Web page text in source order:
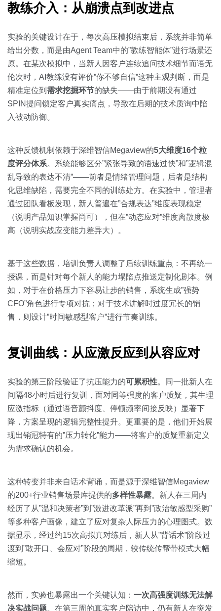
教练介入：从崩溃点到改进点
实验的关键设计在于，每次高压模拟结束后，系统并非简单
给出分数，而是由Agent Team中的”教练智能体”进行场景还
原。在某次模拟中，当新人因客户连续追问技术细节而语无
伦次时，AI教练没有评价”你不够自信”这种主观判断，而是
精准定位到 需求挖掘环节的缺失——由于前期没有通过
SPIN提问锁定客户真实痛点，导致在后期的技术质询中陷
入被动防御。
这种反馈机制依赖于深维智信Megaview的5大维度16个粒
度评分体系。系统能够区分”紧张导致的语速过快”和”逻辑混
乱导致的表达不清”——前者是情绪管理问题，后者是结构
化思维缺陷，需要完全不同的训练处方。在实验中，管理者
通过团队看板发现，新人普遍在”合规表达”维度表现稳定
（说明产品知识掌握尚可），但在”动态应对”维度离散度极
高（说明实战应变能力差异大）。
基于这些数据，培训负责人调整了后续训练重点：不再统一
授课，而是针对每个新人的能力塌陷点推送定制化剧本。例
如，对于在价格压力下容易让步的销售，系统生成”强势
CFO”角色进行专项对抗；对于技术讲解时过度冗长的销
售，则设计”时间敏感型客户”进行节奏训练。
复训曲线：从应激反应到从容应对
实验的第三阶段验证了抗压能力的可累积性。同一批新人在
间隔48小时后进行复训，面对同等强度的客户质疑，其生理
应激指标（通过语音颤抖度、停顿频率间接反映）显著下
降，方案呈现的逻辑完整性提升。更重要的是，他们开始展
现出销冠特有的”压力转化”能力——将客户的质疑重新定义
为需求确认的机会。
这种转变并非来自话术背诵，而是源于深维智信Megaview
的200+行业销售场景库提供的多样性暴露。新人在三周内
经历了从”温和决策者”到”激进改革派”再到”政治敏感型采购”
等多种客户画像，建立了应对复杂人际压力的心理图式。数
据显示，经过约15次高拟真对练后，新人从”背话术”阶段过
渡到”敢开口、会应对”阶段的周期，较传统传帮带模式大幅
缩短。
然而，实验也暴露出一个关键认知： 一次高强度训练无法解
决实战问题。在第三周的真实客户陪访中，仍有新人在突发